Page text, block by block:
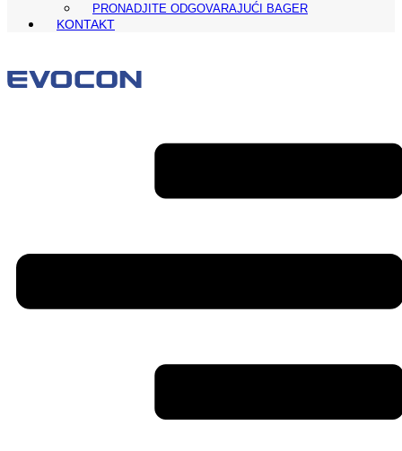
PRONADJITE ODGOVARAJUĆI BAGER
KONTAKT